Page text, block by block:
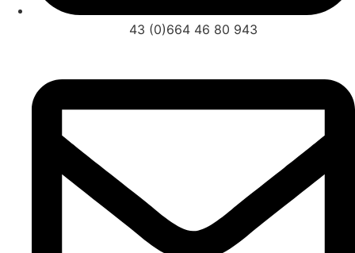
43 (0)664 46 80 943